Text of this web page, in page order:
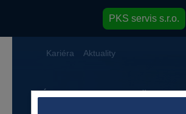
PKS servis s.r.o.
Kariéra Aktuality
Úvod O společnosti